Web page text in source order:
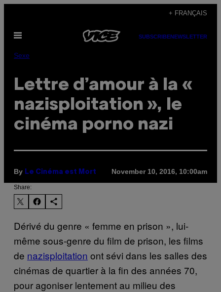
content
+ FRANÇAIS
Open
SUBSCRIBENEWSLETTER
Sexe
Lettre d’amour à la «
nazisploitation », le
cinéma porno nazi
By Le Cinéma est Mort November 10, 2016, 10:00am
Share:
Dérivé du genre « femme en prison », lui-
même sous-genre du film de prison, les films
de nazisploitation ont sévi dans les salles des
cinémas de quartier à la fin des années 70,
pour agoniser lentement au milieu des